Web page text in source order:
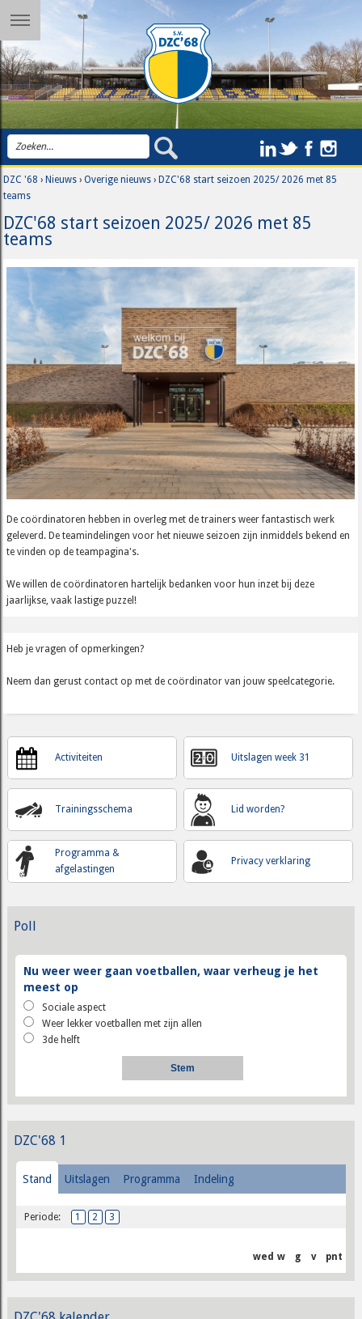
DZC '68 ›Nieuws ›Overige nieuws ›DZC'68 start seizoen 2025/ 2026 met 85
teams
DZC'68 start seizoen 2025/ 2026 met 85
teams
De coördinatoren hebben in overleg met de trainers weer fantastisch werk
geleverd. De teamindelingen voor het nieuwe seizoen zijn inmiddels bekend en
te vinden op de teampagina's.
We willen de coördinatoren hartelijk bedanken voor hun inzet bij deze
jaarlijkse, vaak lastige puzzel!
Heb je vragen of opmerkingen?
Neem dan gerust contact op met de coördinator van jouw speelcategorie.
Activiteiten
Trainingsschema
Programma &
afgelastingen
Uitslagen week 31
Lid worden?
Privacy verklaring
Poll
Nu weer weer gaan voetballen, waar verheug je het
meest op
Sociale aspect
Weer lekker voetballen met zijn allen
3de helft
DZC'68 1
Stand Uitslagen Programma Indeling
Periode: 1 2 3
wed w g v pnt